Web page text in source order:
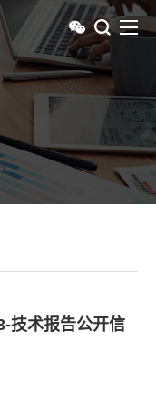
技术报告公开信